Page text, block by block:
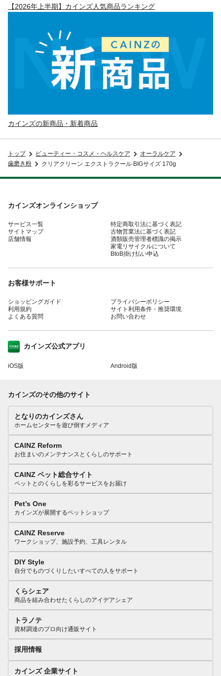
【2026年上半期】カインズ人気商品ランキング
カインズの新商品・新着商品
トップ ビューティー・コスメ・ヘルスケア
オーラルケア
歯磨き粉
クリアクリーン エクストラクール BIGサイズ 170g
カインズオンラインショップ
サービス一覧
サイトマップ
店舗情報
特定商取引法に基づく表記
古物営業法に基づく表記
酒類販売管理者標識の掲示
家電リサイクルについて
BtoB掛け払い申込
お客様サポート
ショッピングガイド
利用規約
よくある質問
プライバシーポリシー
サイト利用条件・推奨環境
お問い合わせ
カインズ公式アプリ
iOS版 Android版
カインズのその他のサイト
となりのカインズさん
ホームセンターを遊び倒すメディア
CAINZ Reform
お住まいのメンテナンスとくらしのサポート
CAINZ ペット総合サイト
ペットとのくらしを彩るサービスをお届け
Pet’s One
カインズが展開するペットショップ
CAINZ Reserve
ワークショップ、施設予約、工具レンタル
DIY Style
自分でものづくりしたいすべての人をサポート
くらシェア
商品を組み合わせたくらしのアイデアシェア
トラノテ
資材調達のプロ向け通販サイト
採用情報
カインズ 企業サイト